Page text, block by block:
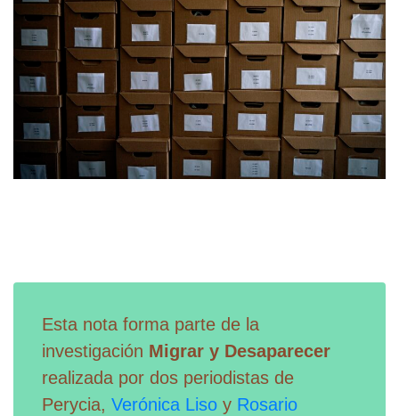
Esta nota forma parte de la
investigación Migrar y Desaparecer
realizada por dos periodistas de
Perycia, Verónica Liso y Rosario